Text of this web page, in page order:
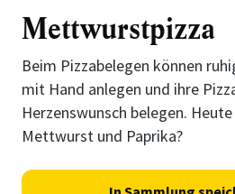
Mettwurstpizza
Beim Pizzabelegen können
mit Hand anlegen und ihre
Herzenswunsch belegen.
Mettwurst und Paprika?